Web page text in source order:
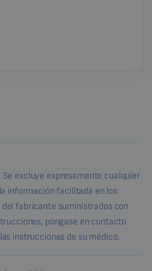
excluye expresamente cualquier
información facilitada en los
fabricante suministrados con
póngase en contacto
instrucciones de su médico.